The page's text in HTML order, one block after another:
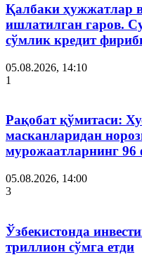
Қалбаки ҳужжатлар
ишлатилган гаров.
сўмлик кредит
05.08.2026, 14:10
1
Рақобат қўмитаси:
масканларидан
мурожаатларнинг
05.08.2026, 14:00
3
Ўзбекистонда
триллион сўмга етди